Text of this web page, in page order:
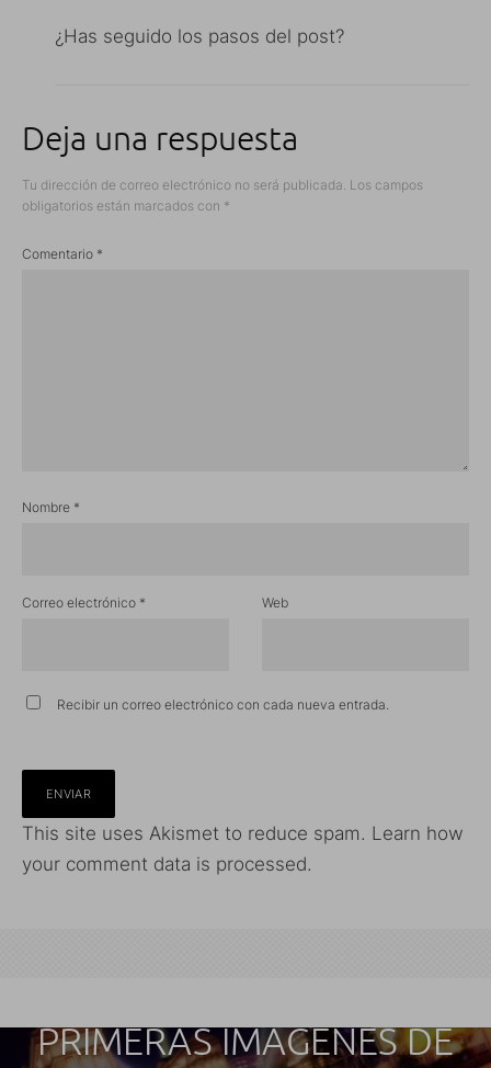
¿Has seguido los pasos del post?
Deja una respuesta
Tu dirección de correo electrónico no será publicada. Los campos
obligatorios están marcados con *
Comentario *
Nombre *
Correo electrónico * Web
Recibir un correo electrónico con cada nueva entrada.
This site uses Akismet to reduce spam. Learn how
your comment data is processed.
PRIMERAS IMÁGENES DE